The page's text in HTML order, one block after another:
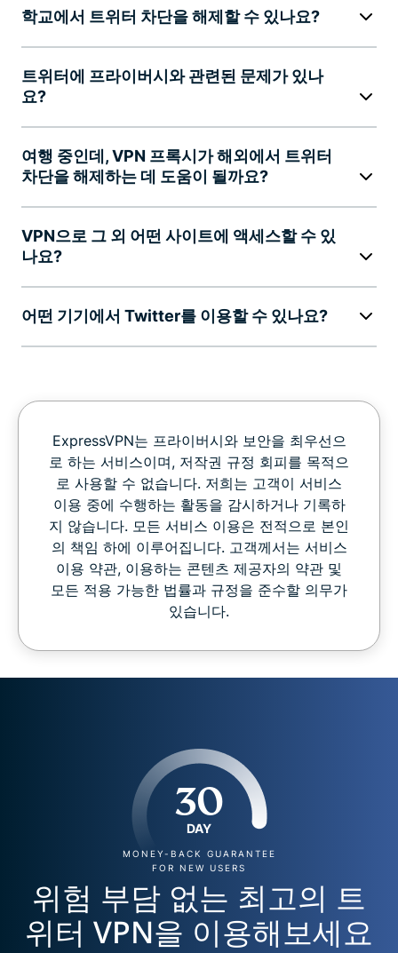
학교에서 트위터 차단을 해제할 수 있나요?
트위터에 프라이버시와 관련된 문제가 있나
요?
여행 중인데, VPN 프록시가 해외에서 트위터
차단을 해제하는 데 도움이 될까요?
VPN으로 그 외 어떤 사이트에 액세스할 수 있
나요?
어떤 기기에서 Twitter를 이용할 수 있나요?
ExpressVPN는 프라이버시와 보안을 최우선으
로 하는 서비스이며, 저작권 규정 회피를 목적으
로 사용할 수 없습니다. 저희는 고객이 서비스
이용 중에 수행하는 활동을 감시하거나 기록하
지 않습니다. 모든 서비스 이용은 전적으로 본인
의 책임 하에 이루어집니다. 고객께서는 서비스
이용 약관, 이용하는 콘텐츠 제공자의 약관 및
모든 적용 가능한 법률과 규정을 준수할 의무가
있습니다.
30
DAY
MONEY-BACK GUARANTEE
FOR NEW USERS
위험 부담 없는 최고의 트
위터 VPN을 이용해보세요